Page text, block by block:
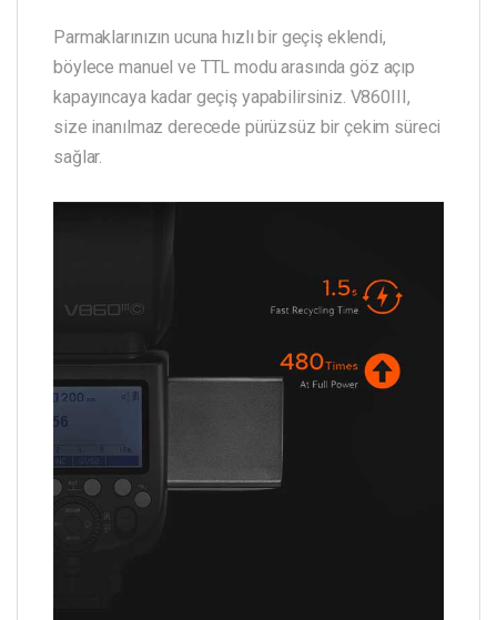
Parmaklarınızın ucuna hızlı bir geçiş eklendi,
böylece manuel ve TTL modu arasında göz açıp
kapayıncaya kadar geçiş yapabilirsiniz. V860III,
size inanılmaz derecede pürüzsüz bir çekim süreci
sağlar.